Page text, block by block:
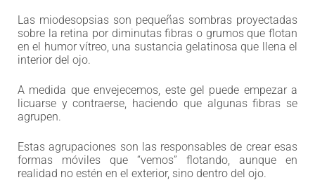
Las miodesopsias son pequeñas sombras proyectadas
sobre la retina por diminutas fibras o grumos que flotan
en el humor vítreo, una sustancia gelatinosa que llena el
interior del ojo.
A medida que envejecemos, este gel puede empezar a
licuarse y contraerse, haciendo que algunas fibras se
agrupen.
Estas agrupaciones son las responsables de crear esas
formas móviles que “vemos” flotando, aunque en
realidad no estén en el exterior, sino dentro del ojo.